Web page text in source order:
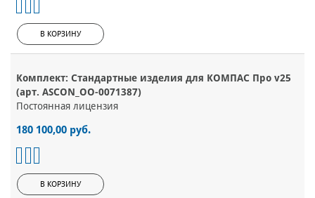
В КОРЗИНУ
Комплект: Стандартные изделия для КОМПАС Про v25
(арт. ASCON_ОО-0071387)
Постоянная лицензия
180 100,00 руб.
В КОРЗИНУ